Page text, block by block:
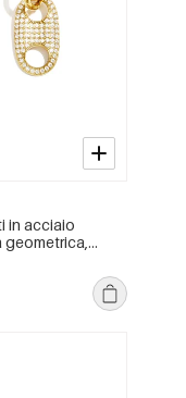
in acciaio
da donna.